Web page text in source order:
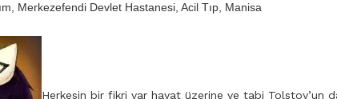
Merkezefendi Devlet Hastanesi, Acil Tıp, Manisa
Herkesin bir fikri var hayat üzerine ve tabi Tolstoy’un